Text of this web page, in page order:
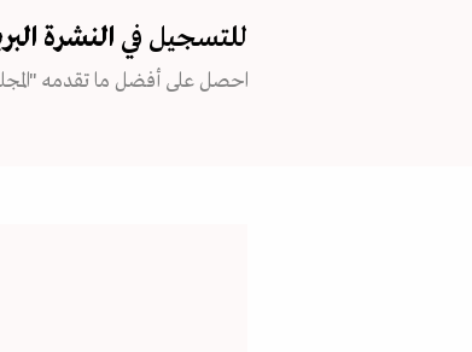
للتسجيل في النشرة
احصل على أفضل ما تقدمه